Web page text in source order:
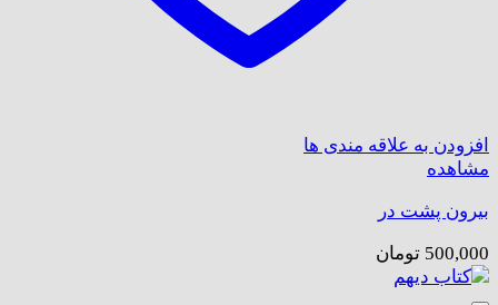
افزودن به علاقه مندی ها
مشاهده
بیرون پشت در
500,000 تومان